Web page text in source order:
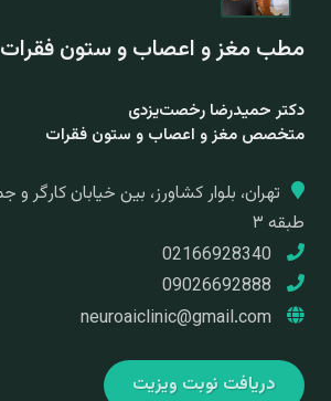
مطب مغز و اعصاب و ستون فقرات
دکتر حمیدرضا رخصت‌یزدی
متخصص مغز و اعصاب و ستون فقرات
طبقه ۳
neuroaiclinic@gmail.com
دریافت نوبت ویزیت